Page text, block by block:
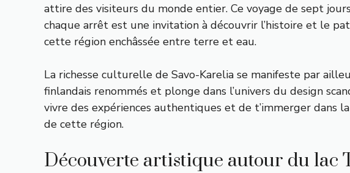
attire des visiteurs du monde entier. Ce voyage de sept
chaque arrêt est une invitation à découvrir l’histoire et le
cette région enchâssée entre terre et eau.
La richesse culturelle de Savo-Karelia se manifeste par
finlandais renommés et plonge dans l’univers du design
vivre des expériences authentiques et de t’immerger dans
de cette région.
Découverte artistique autour du lac